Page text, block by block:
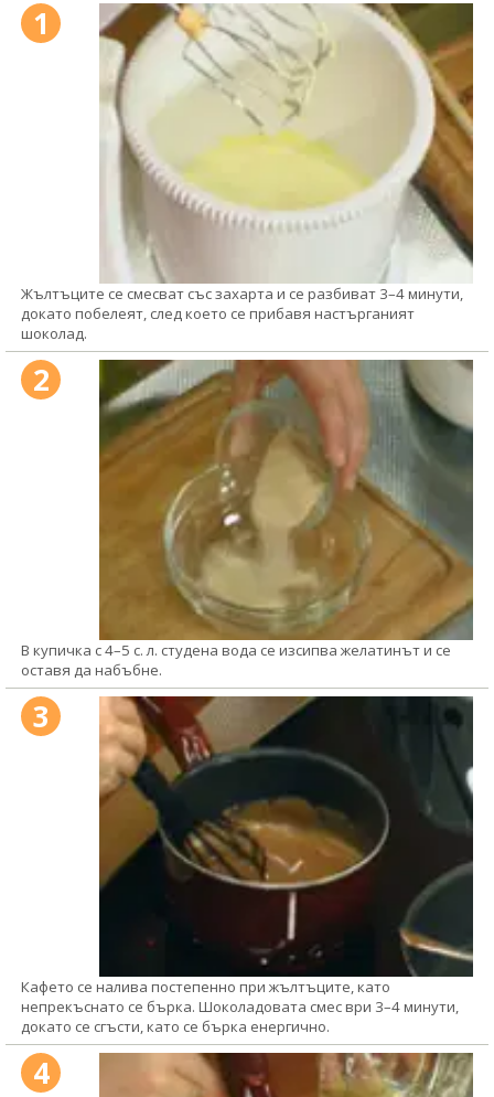
1
Жълтъците се смесват със захарта и се разбиват 3–4 минути,
докато побелеят, след което се прибавя настърганият
шоколад.
2
В купичка с 4–5 с. л. студена вода се изсипва желатинът и се
оставя да набъбне.
3
Кафето се налива постепенно при жълтъците, като
непрекъснато се бърка. Шоколадовата смес ври 3–4 минути,
докато се сгъсти, като се бърка енергично.
4